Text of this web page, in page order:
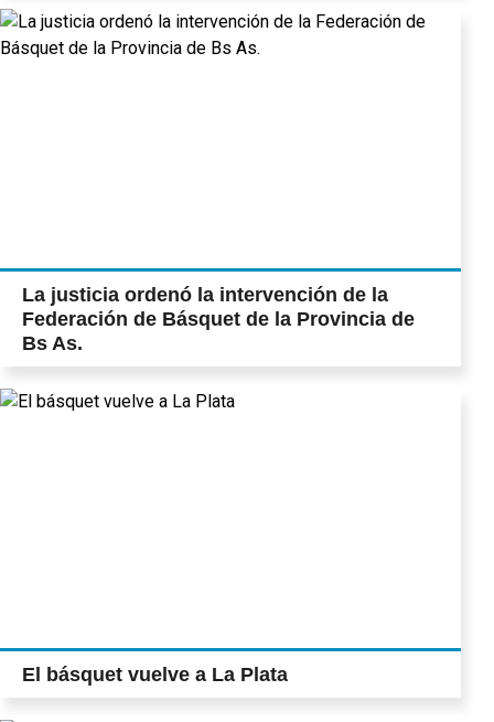
La justicia ordenó la intervención de la
Federación de Básquet de la Provincia de
Bs As.
El básquet vuelve a La Plata